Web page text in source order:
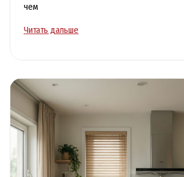
чем
Лайфхаки
вежливо
говорить
«нет»
и
чувствовать
Читать дальше